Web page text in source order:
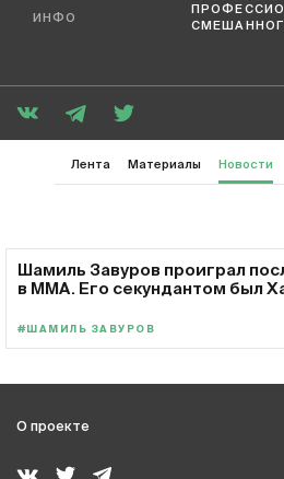
ИНФО
Лента Материалы Новости
Шамиль Завуров проиграл
в MMA. Его секундантом был
#ШАМИЛЬ ЗАВУРОВ
О проекте